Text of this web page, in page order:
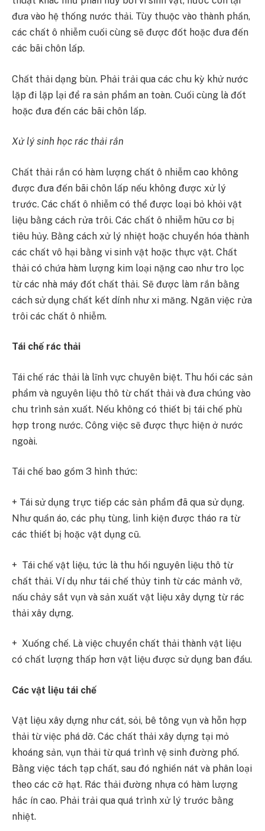
đưa vào hệ thống nước thải. Tùy thuộc vào thành phần,
các chất ô nhiễm cuối cùng sẽ được đốt hoặc đưa đến
các bãi chôn lấp.
Chất thải dạng bùn. Phải trải qua các chu kỳ khử nước
lặp đi lặp lại để ra sản phẩm an toàn. Cuối cùng là đốt
hoặc đưa đến các bãi chôn lấp.
Xử lý sinh học rác thải rắn
Chất thải rắn có hàm lượng chất ô nhiễm cao không
được đưa đến bãi chôn lấp nếu không được xử lý
trước. Các chất ô nhiễm có thể được loại bỏ khỏi vật
liệu bằng cách rửa trôi. Các chất ô nhiễm hữu cơ bị
tiêu hủy. Bằng cách xử lý nhiệt hoặc chuyển hóa thành
các chất vô hại bằng vi sinh vật hoặc thực vật. Chất
thải có chứa hàm lượng kim loại nặng cao như tro lọc
từ các nhà máy đốt chất thải. Sẽ được làm rắn bằng
cách sử dụng chất kết dính như xi măng. Ngăn việc rửa
trôi các chất ô nhiễm.
Tái chế rác thải
Tái chế rác thải là lĩnh vực chuyên biệt. Thu hồi các sản
phẩm và nguyên liệu thô từ chất thải và đưa chúng vào
chu trình sản xuất. Nếu không có thiết bị tái chế phù
hợp trong nước. Công việc sẽ được thực hiện ở nước
ngoài.
Tái chế bao gồm 3 hình thức:
+ Tái sử dụng trực tiếp các sản phẩm đã qua sử dụng.
Như quần áo, các phụ tùng, linh kiện được tháo ra từ
các thiết bị hoặc vật dụng cũ.
+ Tái chế vật liệu, tức là thu hồi nguyên liệu thô từ
chất thải. Ví dụ như tái chế thủy tinh từ các mảnh vỡ,
nấu chảy sắt vụn và sản xuất vật liệu xây dựng từ rác
thải xây dựng.
+ Xuống chế. Là việc chuyển chất thải thành vật liệu
có chất lượng thấp hơn vật liệu được sử dụng ban đầu.
Các vật liệu tái chế
Vật liệu xây dựng như cát, sỏi, bê tông vụn và hỗn hợp
thải từ việc phá dỡ. Các chất thải xây dựng tại mỏ
khoáng sản, vụn thải từ quá trình vệ sinh đường phố.
Bằng việc tách tạp chất, sau đó nghiền nát và phân loại
theo các cỡ hạt. Rác thải đường nhựa có hàm lượng
hắc ín cao. Phải trải qua quá trình xử lý trước bằng
nhiệt.